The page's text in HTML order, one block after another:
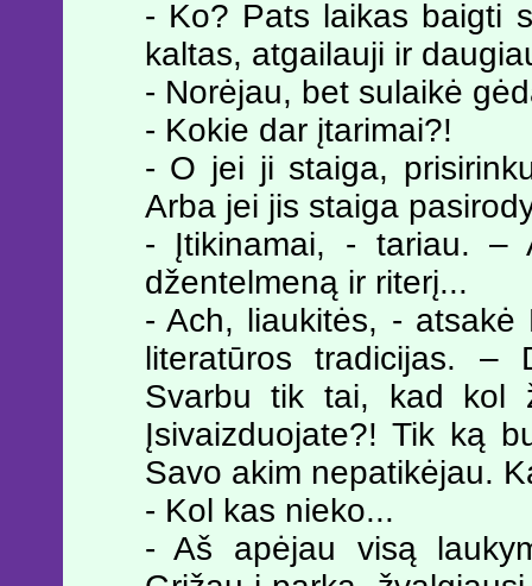
- Ko? Pats laikas baigti
kaltas, atgailauji ir
- Norėjau, bet sulaikė
- Kokie dar įtarimai?!
- O jei ji staiga,
Arba jei jis staiga
- Įtikinamai, - tariau. –
džentelmeną ir riterį...
- Ach, liaukitės, -
literatūros tradicijas.
Svarbu tik tai, kad kol
Įsivaizduojate?! Tik ką
Savo akim nepatikėjau.
- Kol kas nieko...
- Aš apėjau visą